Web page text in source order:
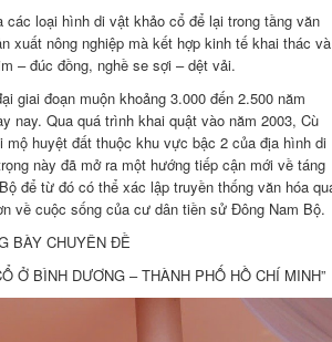
loại hình di vật khảo cổ để lại trong tầng văn
xuất nông nghiệp mà kết hợp kinh tế khai thác và
– đúc đồng, nghề se sợi – dệt vải.
giai đoạn muộn khoảng 3.000 đến 2.500 năm
nay. Qua quá trình khai quật vào năm 2003, Cù
huyệt đất thuộc khu vực bậc 2 của địa hình di
này đã mở ra một hướng tiếp cận mới về táng
để từ đó có thể xác lập truyền thống văn hóa
về cuộc sống của cư dân tiền sử Đông Nam Bộ.
BÀY CHUYÊN ĐỀ
Ở BÌNH DƯƠNG – THÀNH PHỐ HỒ CHÍ MINH”